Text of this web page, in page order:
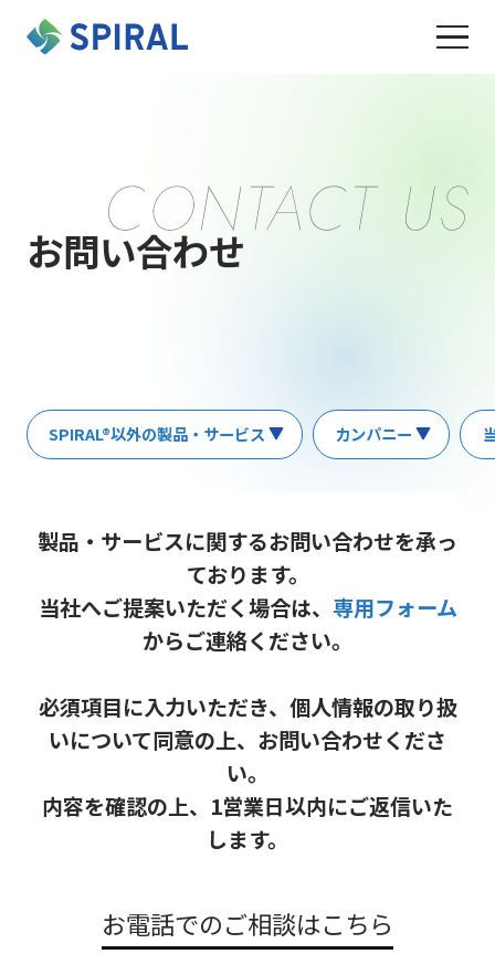
お問い合わせ
SPIRAL®以外の製品・サービス カンパニー
製品・サービスに関するお問い合わせを承っ
ております。
当社へご提案いただく場合は、 専用フォーム
からご連絡ください。
必須項目に入力いただき、個人情報の取り扱
いについて同意の上、お問い合わせくださ
い。
内容を確認の上、1営業日以内にご返信いた
します。
お電話でのご相談はこちら